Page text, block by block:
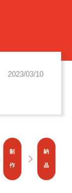
2023/03/10